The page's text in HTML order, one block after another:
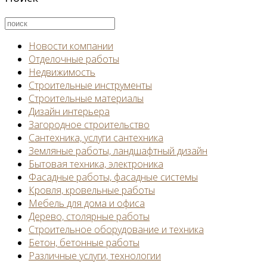
Новости компании
Отделочные работы
Недвижимость
Строительные инструменты
Строительные материалы
Дизайн интерьера
Загородное строительство
Сантехника, услуги сантехника
Земляные работы, ландшафтный дизайн
Бытовая техника, электроника
Фасадные работы, фасадные системы
Кровля, кровельные работы
Мебель для дома и офиса
Дерево, столярные работы
Строительное оборудование и техника
Бетон, бетонные работы
Различные услуги, технологии